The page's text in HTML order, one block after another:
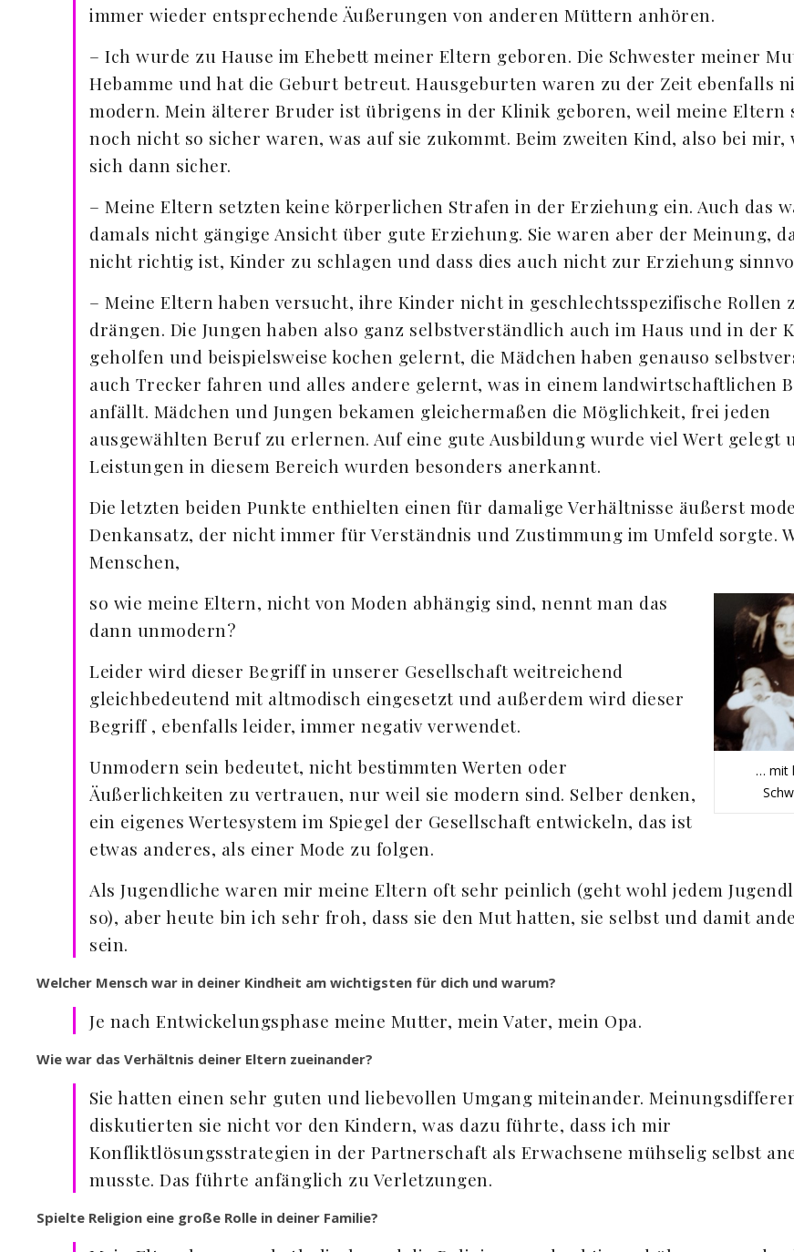
immer wieder entsprechende Äußerungen von anderen Müttern anhören.
– Ich wurde zu Hause im Ehebett meiner Eltern geboren. Die Schwester meiner
Hebamme und hat die Geburt betreut. Hausgeburten waren zu der Zeit ebenfalls
modern. Mein älterer Bruder ist übrigens in der Klinik geboren, weil meine Eltern
noch nicht so sicher waren, was auf sie zukommt. Beim zweiten Kind, also bei mir,
sich dann sicher.
– Meine Eltern setzten keine körperlichen Strafen in der Erziehung ein. Auch das
damals nicht gängige Ansicht über gute Erziehung. Sie waren aber der Meinung,
nicht richtig ist, Kinder zu schlagen und dass dies auch nicht zur Erziehung
– Meine Eltern haben versucht, ihre Kinder nicht in geschlechtsspezifische Rollen
drängen. Die Jungen haben also ganz selbstverständlich auch im Haus und in der
geholfen und beispielsweise kochen gelernt, die Mädchen haben genauso
auch Trecker fahren und alles andere gelernt, was in einem landwirtschaftlichen
anfällt. Mädchen und Jungen bekamen gleichermaßen die Möglichkeit, frei jeden
ausgewählten Beruf zu erlernen. Auf eine gute Ausbildung wurde viel Wert gelegt
Leistungen in diesem Bereich wurden besonders anerkannt.
Die letzten beiden Punkte enthielten einen für damalige Verhältnisse äußerst
Denkansatz, der nicht immer für Verständnis und Zustimmung im Umfeld sorgte.
Menschen,
… mit
so wie meine Eltern, nicht von Moden abhängig sind, nennt man das
dann unmodern?
Leider wird dieser Begriff in unserer Gesellschaft weitreichend
gleichbedeutend mit altmodisch eingesetzt und außerdem wird dieser
Begriff , ebenfalls leider, immer negativ verwendet.
Unmodern sein bedeutet, nicht bestimmten Werten oder
Äußerlichkeiten zu vertrauen, nur weil sie modern sind. Selber denken,
ein eigenes Wertesystem im Spiegel der Gesellschaft entwickeln, das ist
etwas anderes, als einer Mode zu folgen.
Als Jugendliche waren mir meine Eltern oft sehr peinlich (geht wohl jedem
so), aber heute bin ich sehr froh, dass sie den Mut hatten, sie selbst und damit
sein.
Welcher Mensch war in deiner Kindheit am wichtigsten für dich und warum?
Je nach Entwickelungsphase meine Mutter, mein Vater, mein Opa.
Wie war das Verhältnis deiner Eltern zueinander?
Sie hatten einen sehr guten und liebevollen Umgang miteinander.
diskutierten sie nicht vor den Kindern, was dazu führte, dass ich mir
Konfliktlösungsstrategien in der Partnerschaft als Erwachsene mühselig selbst
musste. Das führte anfänglich zu Verletzungen.
Spielte Religion eine große Rolle in deiner Familie?